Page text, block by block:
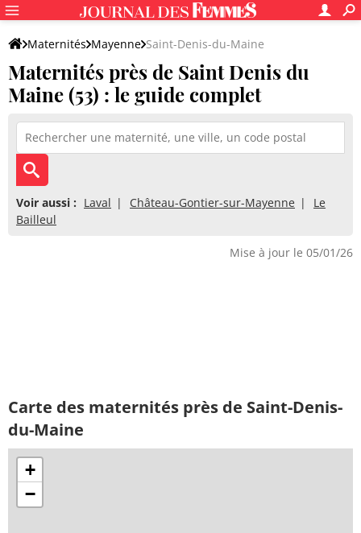
Maternités Mayenne Saint-Denis-du-Maine
Maternités près de Saint Denis du
Maine (53) : le guide complet
Voir aussi : Laval Château-Gontier-sur-Mayenne
Le
Bailleul
Mise à jour le 05/01/26
Carte des maternités près de Saint-Denis-
du-Maine
+
−